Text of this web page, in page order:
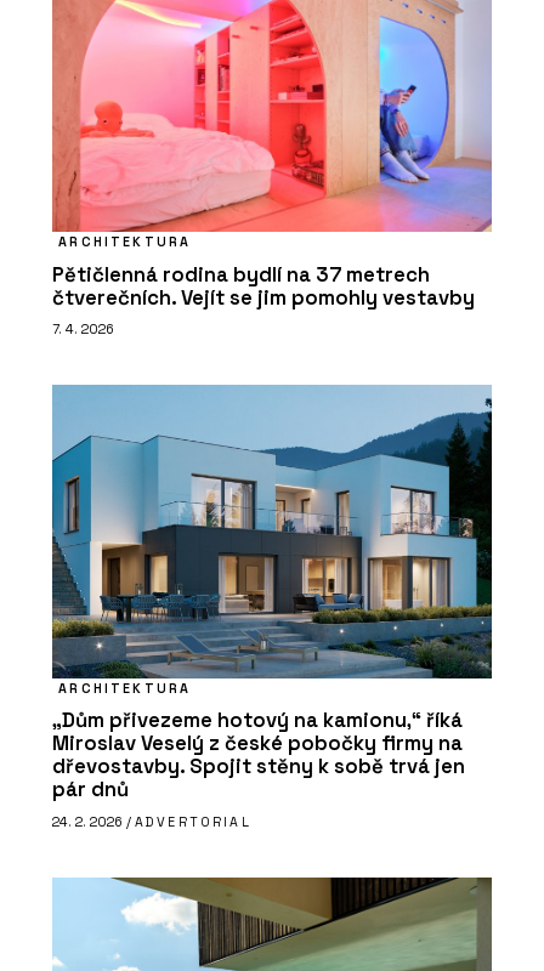
ARCHITEKTURA
Pětičlenná rodina bydlí na 37 metrech
čtverečních. Vejít se jim pomohly vestavby
7. 4. 2026
ARCHITEKTURA
„Dům přivezeme hotový na kamionu,“ říká
Miroslav Veselý z české pobočky firmy na
dřevostavby. Spojit stěny k sobě trvá jen
pár dnů
24. 2. 2026 / ADVERTORIAL